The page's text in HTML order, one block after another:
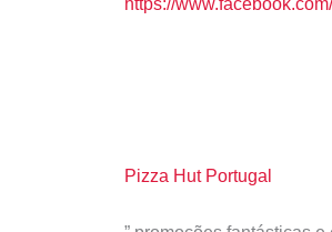
Pizza Hut Portugal